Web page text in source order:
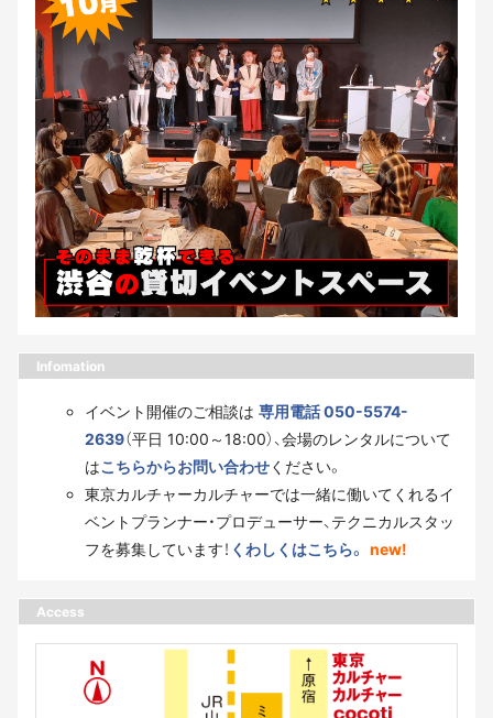
Infomation
イベント開催のご相談は 専用電話 050-5574-
2639（平日 10:00～18:00）、会場のレンタルについて
はこちらからお問い合わせください。
東京カルチャーカルチャーでは一緒に働いてくれるイ
ベントプランナー・プロデューサー、テクニカルスタッ
フを募集しています！ くわしくはこちら。 new!
Access